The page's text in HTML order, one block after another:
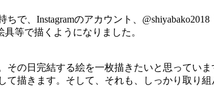
で、Instagramのアカウント、
等で描くようになりました。
の日完結する絵を一枚描きたいと思ってい
描きます。そして、それも、しっかり取り